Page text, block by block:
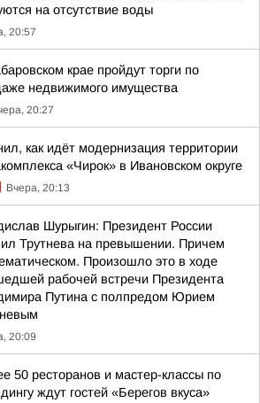
на отсутствие воды
20:57
крае пройдут торги по
недвижимого имущества
20:27
как идёт модернизация территории
«Чирок» в Ивановском округе
Вчера, 20:13
Шурыгин: Президент России
Трутнева на превышении. Причем
Произошло это в ходе
рабочей встречи Президента
Путина с полпредом Юрием
20:09
50 ресторанов и мастер-классы по
ждут гостей «Берегов вкуса»